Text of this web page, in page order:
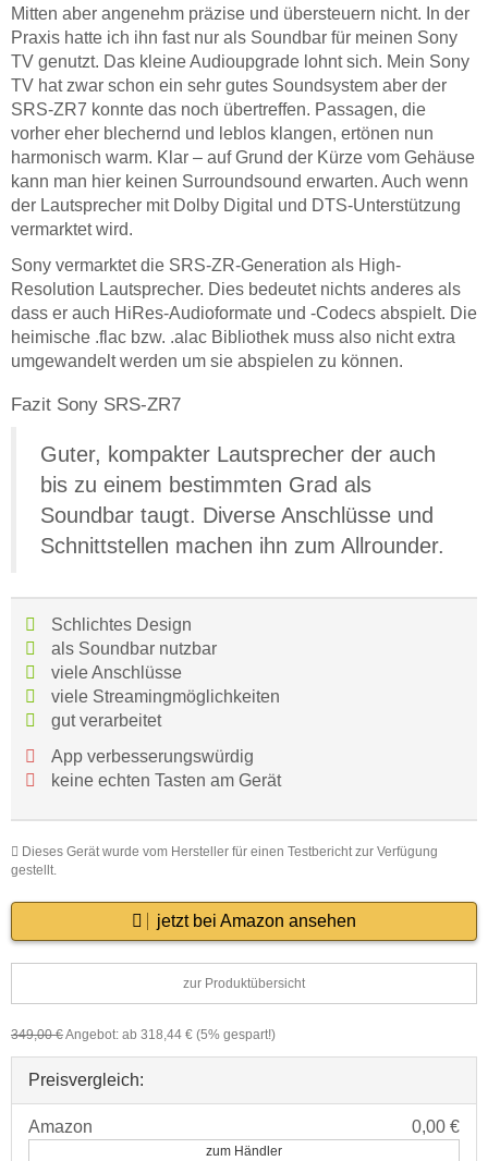
Mitten aber angenehm präzise und übersteuern nicht. In der
Praxis hatte ich ihn fast nur als Soundbar für meinen Sony
TV genutzt. Das kleine Audioupgrade lohnt sich. Mein Sony
TV hat zwar schon ein sehr gutes Soundsystem aber der
SRS-ZR7 konnte das noch übertreffen. Passagen, die
vorher eher blechernd und leblos klangen, ertönen nun
harmonisch warm. Klar – auf Grund der Kürze vom Gehäuse
kann man hier keinen Surroundsound erwarten. Auch wenn
der Lautsprecher mit Dolby Digital und DTS-Unterstützung
vermarktet wird.
Sony vermarktet die SRS-ZR-Generation als High-
Resolution Lautsprecher. Dies bedeutet nichts anderes als
dass er auch HiRes-Audioformate und -Codecs abspielt. Die
heimische .flac bzw. .alac Bibliothek muss also nicht extra
umgewandelt werden um sie abspielen zu können.
Fazit Sony SRS-ZR7
Guter, kompakter Lautsprecher der auch
bis zu einem bestimmten Grad als
Soundbar taugt. Diverse Anschlüsse und
Schnittstellen machen ihn zum Allrounder.
Schlichtes Design
als Soundbar nutzbar
viele Anschlüsse
viele Streamingmöglichkeiten
gut verarbeitet
App verbesserungswürdig
keine echten Tasten am Gerät
Dieses Gerät wurde vom Hersteller für einen Testbericht zur Verfügung
gestellt.
jetzt bei Amazon ansehen
zur Produktübersicht
349,00 €Angebot: ab 318,44 € (5% gespart!)
Preisvergleich:
Amazon 0,00 €
zum Händler